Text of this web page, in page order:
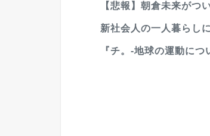
【悲報】朝倉未来がつ
新社会人の一人暮らし
『チ。-地球の運動に